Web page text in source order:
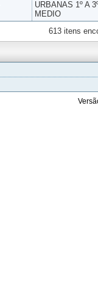
URBANAS 1º A
MEDIO
613 itens